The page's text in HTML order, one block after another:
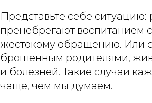
Представьте себе ситуацию:
пренебрегают воспитанием
жестокому обращению. Или
брошенным родителями,
и болезней. Такие случаи
чаще, чем мы думаем.